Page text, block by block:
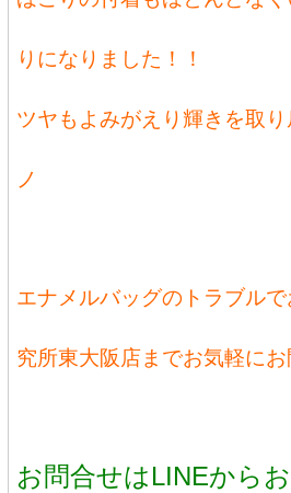
りになりました！！
ツヤもよみがえり輝きを取
ノ
エナメルバッグのトラブル
究所東大阪店までお気軽にお
お問合せはLINEから